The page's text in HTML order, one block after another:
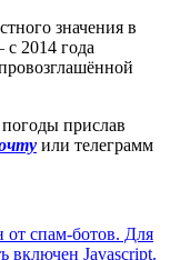
значения в
2014 года
прислав
или телеграмм
спам-ботов. Для
включен Javascript.